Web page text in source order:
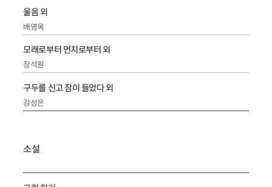
울음 외
배영옥
모래로부터 먼지로부터 외
장석원
구두를 신고 잠이 들었다 외
강성은
소설